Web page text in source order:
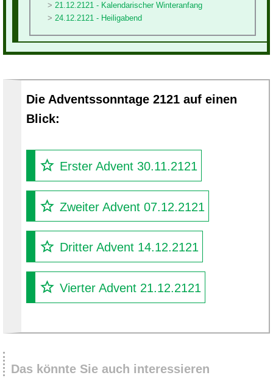
21.12.2121 - Kalendarischer Winteranfang
24.12.2121 - Heiligabend
Die Adventssonntage 2121 auf einen
Blick:
Erster Advent 30.11.2121
Zweiter Advent 07.12.2121
Dritter Advent 14.12.2121
Vierter Advent 21.12.2121
Das könnte Sie auch interessieren